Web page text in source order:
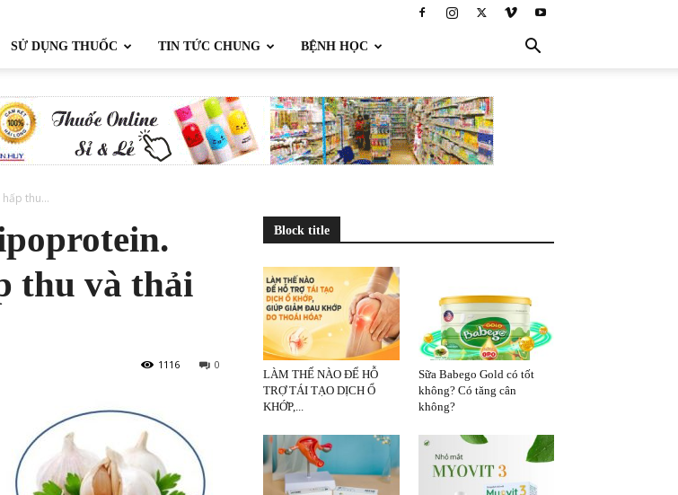
SỬ DỤNG THUỐC TIN TỨC CHUNG BỆNH HỌC
thu...
thu và thải
0
1116
Block title
LÀM THẾ NÀO ĐỂ HỖ
TRỢ TÁI TẠO DỊCH Ổ
KHỚP,...
Sữa Babego Gold có tốt
không? Có tăng cân
không?